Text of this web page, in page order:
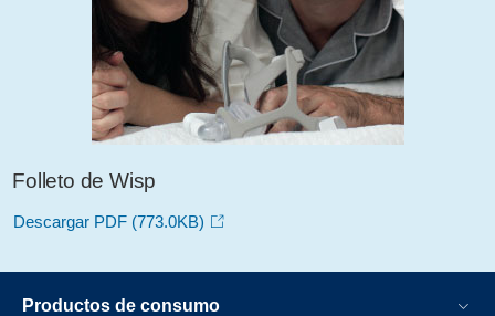
Folleto de Wisp
Descargar PDF (773.0KB)
Productos de consumo